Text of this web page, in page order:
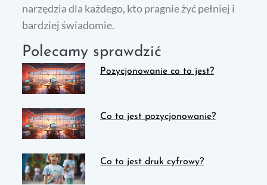
narzędzia dla każdego, kto pragnie żyć pełniej i
bardziej świadomie.
Polecamy sprawdzić
Pozycjonowanie co to jest?
Co to jest pozycjonowanie?
Co to jest druk cyfrowy?